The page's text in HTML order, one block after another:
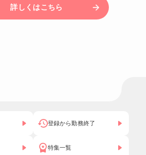
詳しくはこちら
登録から勤務終了
特集一覧